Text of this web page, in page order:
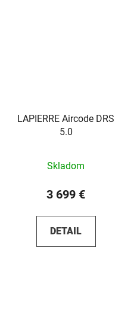
LAPIERRE Aircode DRS
5.0
Skladom
3 699 €
DETAIL